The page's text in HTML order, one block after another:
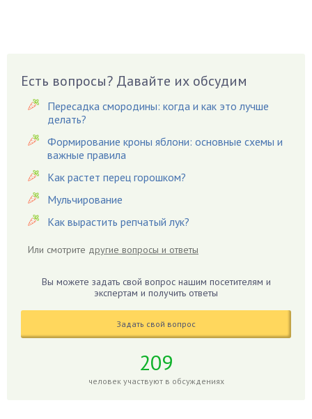
Вредители
Гардения
Гацания
Гвоздики
Георгины
Герань
Гиацинт
Гибискус
Гладиолусы
Голубика
Есть вопросы? Давайте их обсудим
Пересадка смородины: когда и как это лучше
делать?
Формирование кроны яблони: основные схемы и
важные правила
Как растет перец горошком?
Мульчирование
Как вырастить репчатый лук?
Или смотрите другие вопросы и ответы
Вы можете задать свой вопрос нашим посетителям и
экспертам и получить ответы
Задать свой вопрос
209
человек участвуют в обсуждениях